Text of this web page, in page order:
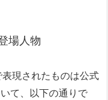
場人物
現されたものは公式
て、以下の通りで